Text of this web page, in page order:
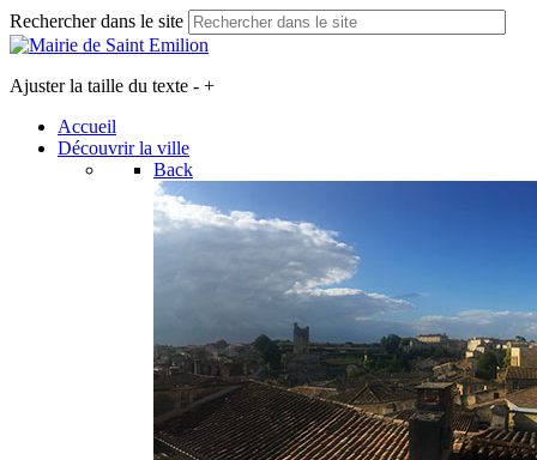
Rechercher dans le site
Ajuster la taille du texte - +
Accueil
Découvrir la ville
Back